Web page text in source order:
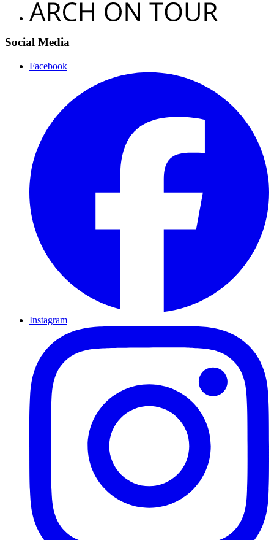
Social Media
Facebook
Instagram